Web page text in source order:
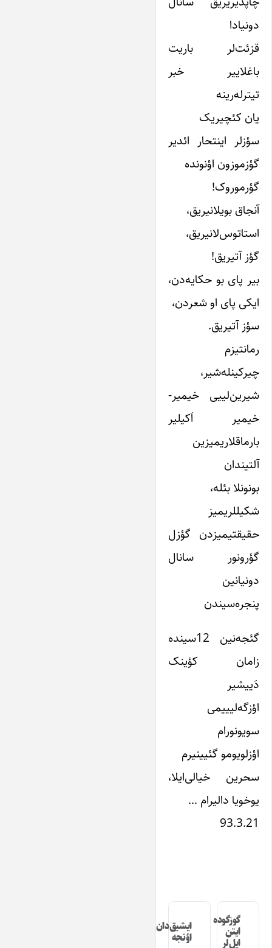
دونیادا
قزئت‌لر باریت
باغلاییر خبر
تیترله‌رینه
یان کئچیریک
سؤزلر اینتحار ائدیر
گؤزموزون اؤنونده
گؤرموروک!
آنجاق بویلانیریق،
استاتوس‌لانیریق،
گؤز آتیریق!
بیر پای بو حکایه‌دن،
ایکی پای او شعردن،
سؤز آتیریق.
رمانتیزم
چیرکینله‌شیر،
شیرین‌لییی خیمیر-
خیمیر اَکیلیر
بارماقلاریمیزین
آلتیندان
بونونلا بئله،
شکیللریمیز
حقیقتیمیزدن گؤزل
گؤرونور سانال
دونیانین
پنجره‌سیندن
گئجه‌نین 12سینده
زامان کؤینک
دَییشیر
اؤزگه‌لیییمی
سویونورام
اؤزلویومو گئیینیرم
سحرین خیالی‌ایلا،
یوخویا دالیرام …
93.3.21
گوزگوده
ایتن
ایل‌لر
ایشیق‌دان
اؤنجه